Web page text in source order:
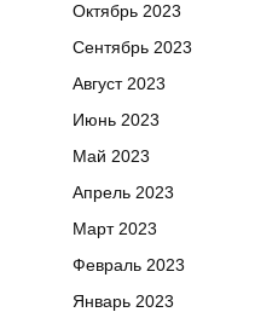
Октябрь 2023
Сентябрь 2023
Август 2023
Июнь 2023
Май 2023
Апрель 2023
Март 2023
Февраль 2023
Январь 2023